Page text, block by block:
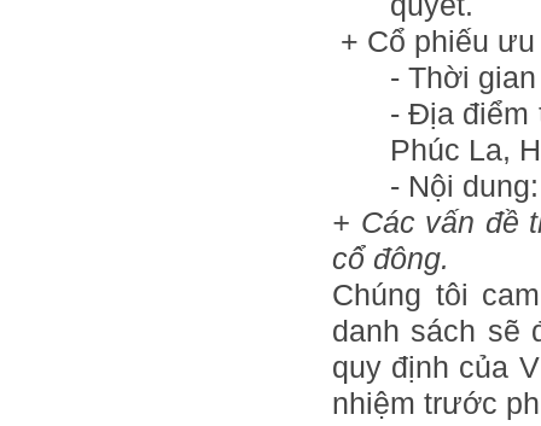
+ Cổ phiếu
- Thời
- Địa điểm
Phúc La,
-
+ Các vấn đề
cổ đông.
Chúng tôi
danh sách sẽ
quy định của
nhiệm trước